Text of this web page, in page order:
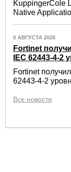
KuppingerCole
Native
6 АВГУСТА 2026
Fortinet
IEC 62443-4-2
Fortinet
62443-4-2
Все новости